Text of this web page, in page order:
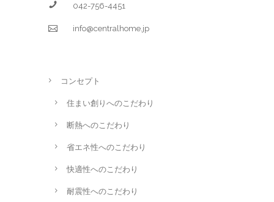
042-756-4451
info@centralhome.jp
コンセプト
住まい創りへのこだわり
断熱へのこだわり
省エネ性へのこだわり
快適性へのこだわり
耐震性へのこだわり